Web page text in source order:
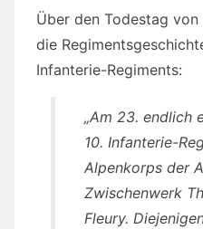
Über den Todestag
die
Infanterie-Regiments:
„Am 23. endlich
10. Infanterie-
Alpenkorps der
Zwischenwerk
Fleury.